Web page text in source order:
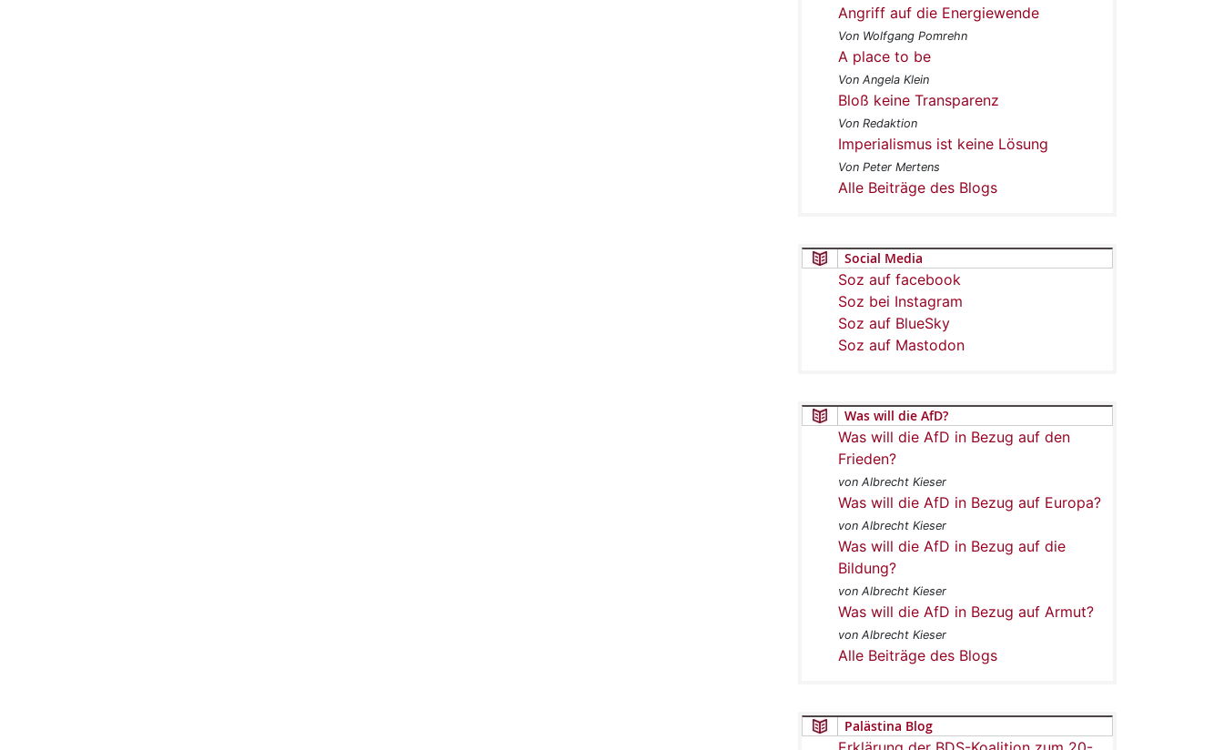
Angriff auf die Energiewende
Von Wolfgang Pomrehn
A place to be
Von Angela Klein
Bloß keine Transparenz
Von Redaktion
Imperialismus ist keine Lösung
Von Peter Mertens
Alle Beiträge des Blogs
Social Media
Soz auf facebook
Soz bei Instagram
Soz auf BlueSky
Soz auf Mastodon
Was will die AfD?
Was will die AfD in Bezug auf den
Frieden?
von Albrecht Kieser
Was will die AfD in Bezug auf Europa?
von Albrecht Kieser
Was will die AfD in Bezug auf die
Bildung?
von Albrecht Kieser
Was will die AfD in Bezug auf Armut?
von Albrecht Kieser
Alle Beiträge des Blogs
Palästina Blog